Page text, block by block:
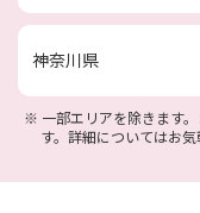
神奈川県
※ 一部エリアを除きます
す。詳細についてはお